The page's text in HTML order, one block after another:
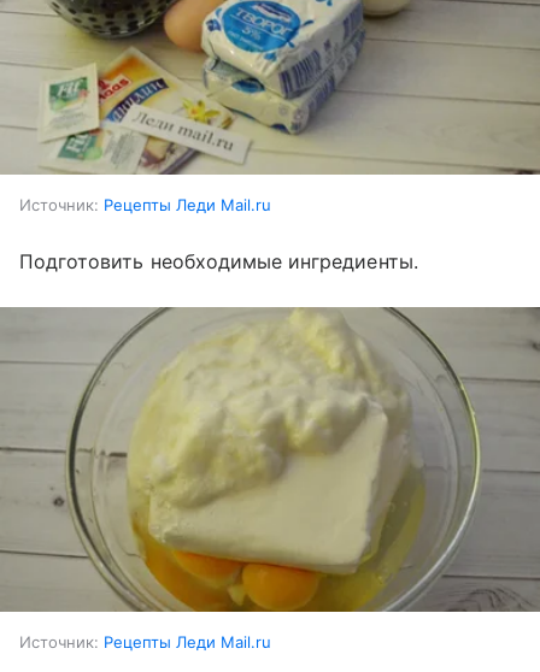
Источник: Рецепты Леди Mail.ru
Подготовить необходимые ингредиенты.
Источник: Рецепты Леди Mail.ru